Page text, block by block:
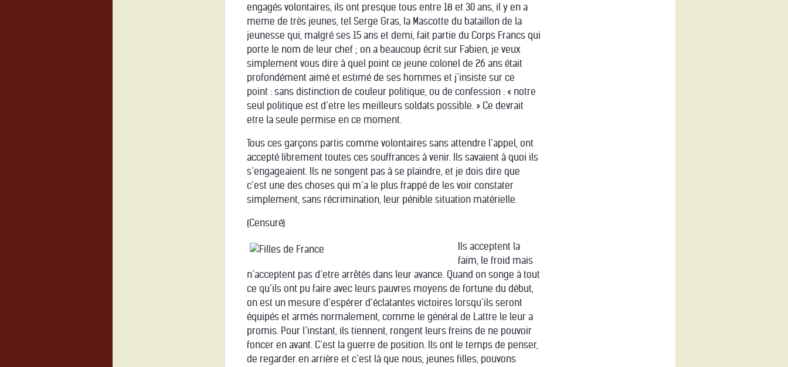
engagés volontaires, ils ont presque tous entre 18 et 30 ans, il y en a
meme de très jeunes, tel Serge Gras, la Mascotte du bataillon de la
jeunesse qui, malgré ses 15 ans et demi, fait partie du Corps Francs qui
porte le nom de leur chef ; on a beaucoup écrit sur Fabien, je veux
simplement vous dire à quel point ce jeune colonel de 26 ans était
profondément aimé et estimé de ses hommes et j’insiste sur ce
point : sans distinction de couleur politique, ou de confession : « notre
seul politique est d’etre les meilleurs soldats possible. » Ce devrait
etre la seule permise en ce moment.
Tous ces garçons partis comme volontaires sans attendre l’appel, ont
accepté librement toutes ces souffrances à venir. Ils savaient à quoi ils
s’engageaient. Ils ne songent pas à se plaindre, et je dois dire que
c’est une des choses qui m’a le plus frappé de les voir constater
simplement, sans récrimination, leur pénible situation matérielle.
(Censuré)
Ils acceptent la
faim, le froid mais
n’acceptent pas d’etre arrêtés dans leur avance. Quand on songe à tout
ce qu’ils ont pu faire avec leurs pauvres moyens de fortune du début,
on est un mesure d’espérer d’éclatantes victoires lorsqu’ils seront
équipés et armés normalement, comme le général de Lattre le leur a
promis. Pour l’instant, ils tiennent, rongent leurs freins de ne pouvoir
foncer en avant. C’est la guerre de position. Ils ont le temps de penser,
de regarder en arrière et c’est là que nous, jeunes filles, pouvons